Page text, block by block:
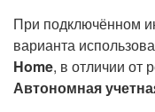
При подключённом
варианта
Home, в отличии от
Автономная